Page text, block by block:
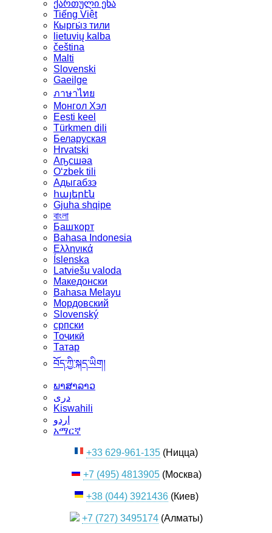
ქართული ენა
Tiếng Việt
Кыргы́з тили
lietuvių kalba
čeština
Malti
Slovenski
Gaeilge
ภาษาไทย
Монгол Хэл
Eesti keel
Türkmen dili
Беларуская
Hrvatski
Аҧсшәа
Oʻzbek tili
Адыгабзэ
հայերէն
Gjuha shqipe
বাংলা
Башҡорт
Bahasa Indonesia
Ελληνικά
Íslenska
Latviešu valoda
Македонски
Bahasa Melayu
Мордовский
Slovenský
српски
Тоҷикӣ
Татар
བོད་ཀྱི་སྐད་ཡིག།
ພາສາລາວ
دری
Kiswahili
اردو
አማርኛ
+33 629-961-135 (Ницца)
+7 (495) 4813905(Москва)
+38 (044) 3921436(Киев)
+7 (727) 3495174(Алматы)